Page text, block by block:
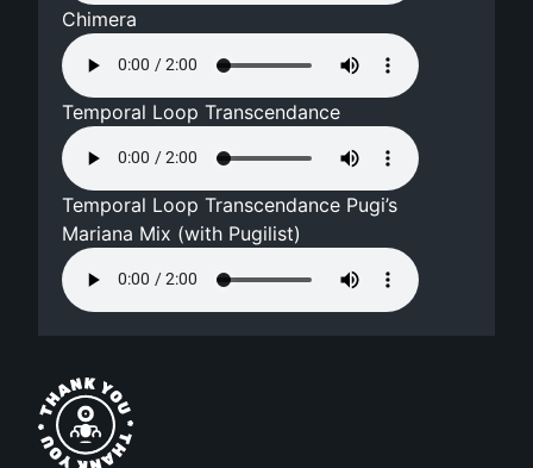
Chimera
Temporal Loop Transcendance
Temporal Loop Transcendance Pugi’s
Mariana Mix (with Pugilist)